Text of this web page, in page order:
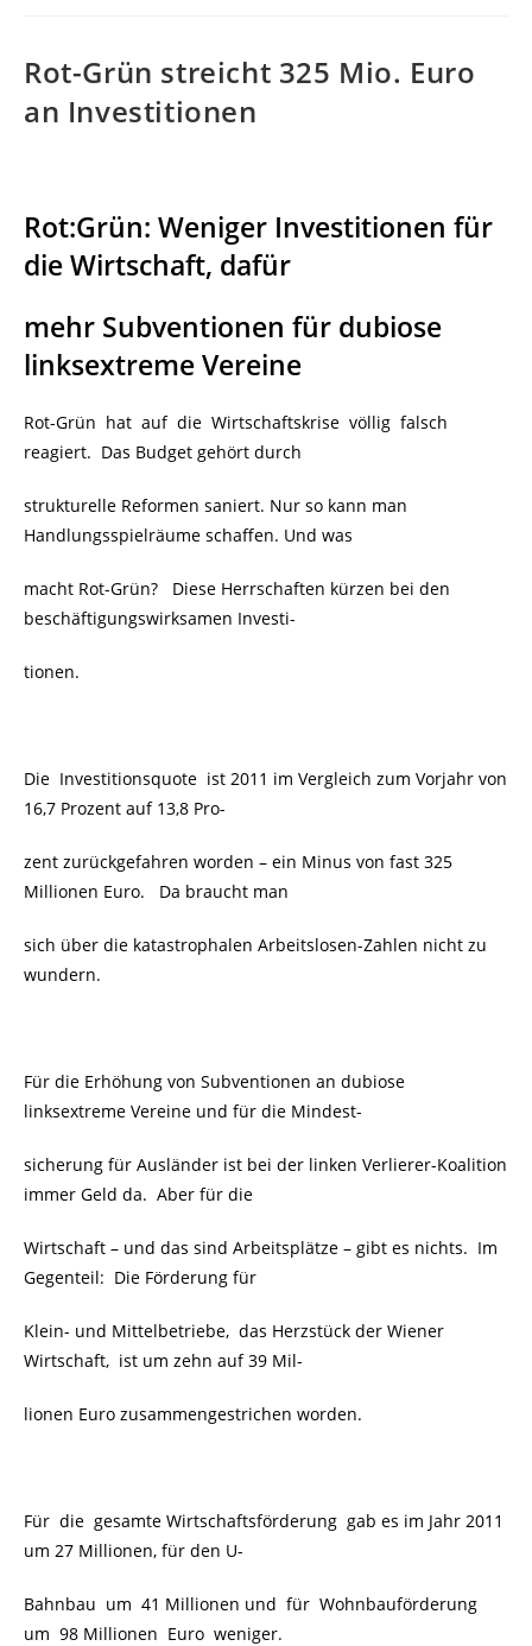
Rot-Grün streicht 325 Mio. Euro
an Investitionen
Rot:Grün: Weniger Investitionen für
die Wirtschaft, dafür
mehr Subventionen für dubiose
linksextreme Vereine
Rot-Grün hat auf die Wirtschaftskrise völlig falsch
reagiert. Das Budget gehört durch
strukturelle Reformen saniert. Nur so kann man
Handlungsspielräume schaffen. Und was
macht Rot-Grün? Diese Herrschaften kürzen bei den
beschäftigungswirksamen Investi-
tionen.
Die Investitionsquote ist 2011 im Vergleich zum Vorjahr von
16,7 Prozent auf 13,8 Pro-
zent zurückgefahren worden – ein Minus von fast 325
Millionen Euro. Da braucht man
sich über die katastrophalen Arbeitslosen-Zahlen nicht zu
wundern.
Für die Erhöhung von Subventionen an dubiose
linksextreme Vereine und für die Mindest-
sicherung für Ausländer ist bei der linken Verlierer-Koalition
immer Geld da. Aber für die
Wirtschaft – und das sind Arbeitsplätze – gibt es nichts. Im
Gegenteil: Die Förderung für
Klein- und Mittelbetriebe, das Herzstück der Wiener
Wirtschaft, ist um zehn auf 39 Mil-
lionen Euro zusammengestrichen worden.
Für die gesamte Wirtschaftsförderung gab es im Jahr 2011
um 27 Millionen, für den U-
Bahnbau um 41 Millionen und für Wohnbauförderung
um 98 Millionen Euro weniger.